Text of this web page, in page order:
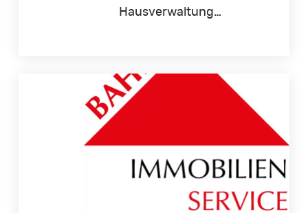
Hausverwaltung…
Projektentwickler